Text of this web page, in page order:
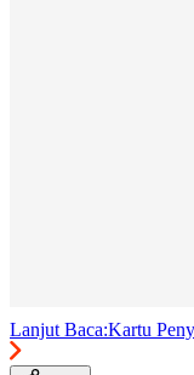
Lanjut Baca:Kartu